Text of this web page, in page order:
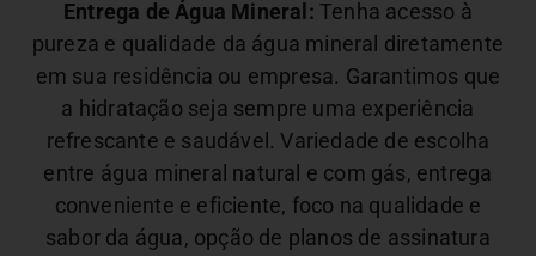
Entrega de Água Mineral:Tenha acesso à
pureza e qualidade da água mineral diretamente
em sua residência ou empresa. Garantimos que
a hidratação seja sempre uma experiência
refrescante e saudável.Variedade de escolha
entre água mineral natural e com gás, entrega
conveniente e eficiente, foco na qualidade e
sabor da água, opção de planos de assinatura